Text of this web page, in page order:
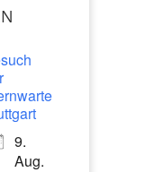
9.
Aug.